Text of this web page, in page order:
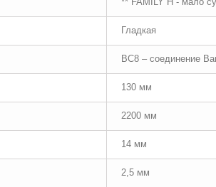
Гладкая
BC8 – соединение
130 мм
2200 мм
14 мм
2,5 мм